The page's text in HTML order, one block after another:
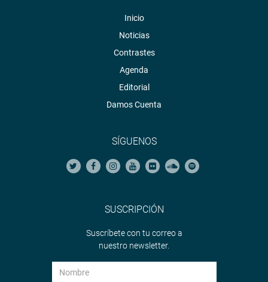
Inicio
Noticias
Contrastes
Agenda
Editorial
Damos Cuenta
SÍGUENOS
SUSCRIPCIÓN
Suscríbete con tu correo a
nuestro newsletter.